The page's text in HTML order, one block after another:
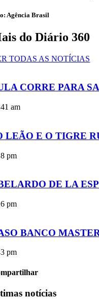
Agência Brasil
do Diário 360
TODAS AS NOTÍCIAS
CORRE PARA
am
LEÃO E O TIGRE
pm
DE LA
pm
BANCO
pm
notícias